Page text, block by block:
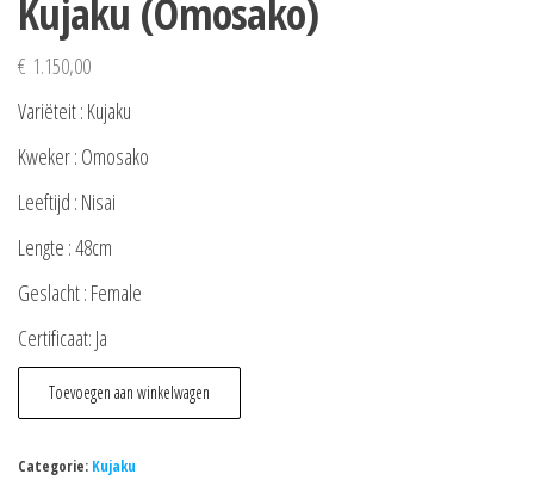
Kujaku (Omosako)
€ 1.150,00
Variëteit : Kujaku
Kweker : Omosako
Leeftijd : Nisai
Lengte : 48cm
Geslacht : Female
Certificaat: Ja
Kujaku
(Omosako)
Toevoegen aan winkelwagen
Categorie: Kujaku